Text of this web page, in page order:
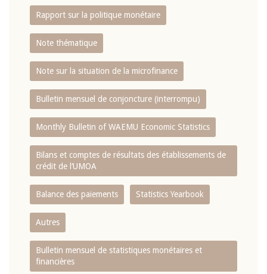
Rapport sur la politique monétaire
Note thématique
Note sur la situation de la microfinance
Bulletin mensuel de conjoncture (interrompu)
Monthly Bulletin of WAEMU Economic Statistics
Bilans et comptes de résultats des établissements de
crédit de l‘UMOA
Balance des paiements Statistics Yearbook
Autres
Bulletin mensuel de statistiques monétaires et
financières